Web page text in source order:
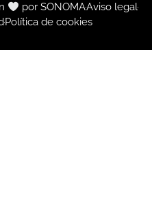
por SONOMAAviso legal
Política de cookies